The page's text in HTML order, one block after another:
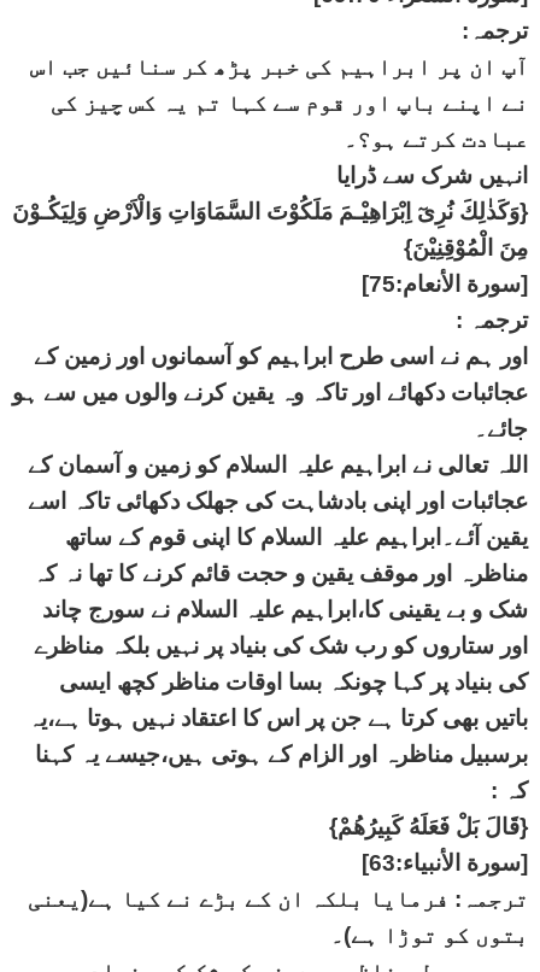
ترجمہ:
آپ ان پر ابراہیم کی خبر پڑھ کر سنائیں جب اس
نے اپنے باپ اور قوم سے کہا تم یہ کس چیز کی
عبادت کرتے ہو؟۔
انہیں شرک سے ڈرایا
{وَكَذٰلِكَ نُرِىٓ اِبْرَاهِيْـمَ مَلَكُوْتَ السَّمَاوَاتِ وَالْاَرْضِ وَلِيَكُـوْنَ
مِنَ الْمُوْقِنِيْنَ}
[سورة الأنعام:75]
ترجمہ :
اور ہم نے اسی طرح ابراہیم کو آسمانوں اور زمین کے
عجائبات دکھائے اور تاکہ وہ یقین کرنے والوں میں سے ہو
جائے۔
اللہ تعالی نے ابراہیم علیہ السلام کو زمین و آسمان کے
عجائبات اور اپنی بادشاہت کی جھلک دکھائی تاکہ اسے
یقین آئے۔ابراہیم علیہ السلام کا اپنی قوم کے ساتھ
مناظرہ اور موقف یقین و حجت قائم کرنے کا تھا نہ کہ
شک و بے یقینی کا،ابراہیم علیہ السلام نے سورج چاند
اور ستاروں کو رب شک کی بنیاد پر نہیں بلکہ مناظرے
کی بنیاد پر کہا چونکہ بسا اوقات مناظر کچھ ایسی
باتیں بھی کرتا ہے جن پر اس کا اعتقاد نہیں ہوتا ہے،یہ
برسبیل مناظرہ اور الزام کے ہوتی ہیں،جیسے یہ کہنا
کہ :
{قَالَ بَلْ فَعَلَهُ كَبِيرُهُمْ}
[سورة الأنبياء:63]
ترجمہ: فرمایا بلکہ ان کے بڑے نے کیا ہے(یعنی
بتوں کو توڑا ہے)۔